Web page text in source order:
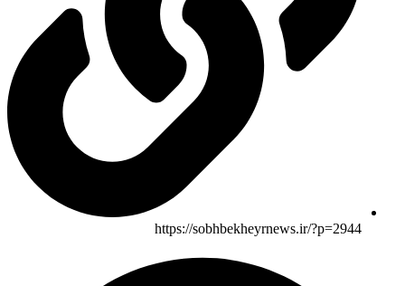
https://sobhbekheyrnews.ir/?p=2944